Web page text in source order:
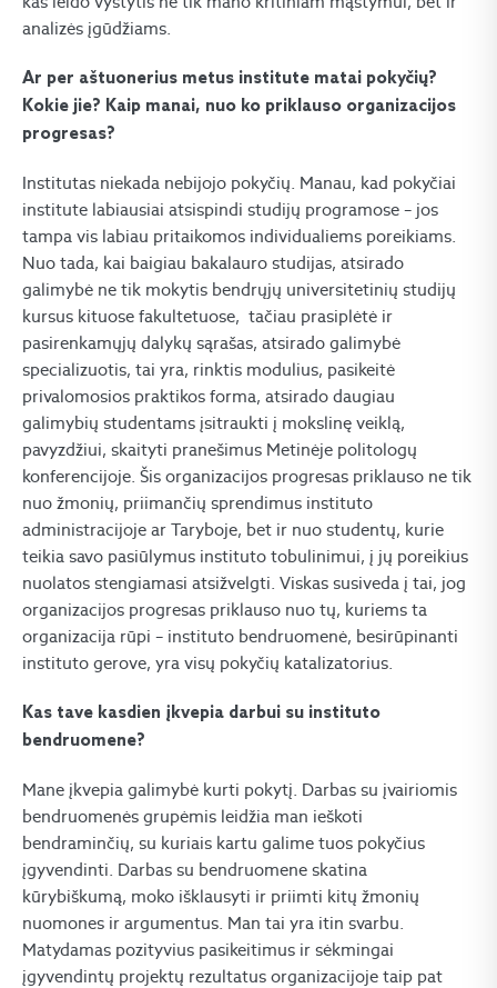
analizės įgūdžiams.
Ar per aštuonerius metus institute matai pokyčių?
Kokie jie? Kaip manai, nuo ko priklauso organizacijos
progresas?
Institutas niekada nebijojo pokyčių. Manau, kad pokyčiai
institute labiausiai atsispindi studijų programose – jos
tampa vis labiau pritaikomos individualiems poreikiams.
Nuo tada, kai baigiau bakalauro studijas, atsirado
galimybė ne tik mokytis bendrųjų universitetinių studijų
kursus kituose fakultetuose, tačiau prasiplėtė ir
pasirenkamųjų dalykų sąrašas, atsirado galimybė
specializuotis, tai yra, rinktis modulius, pasikeitė
privalomosios praktikos forma, atsirado daugiau
galimybių studentams įsitraukti į mokslinę veiklą,
pavyzdžiui, skaityti pranešimus Metinėje politologų
konferencijoje. Šis organizacijos progresas priklauso ne tik
nuo žmonių, priimančių sprendimus instituto
administracijoje ar Taryboje, bet ir nuo studentų, kurie
teikia savo pasiūlymus instituto tobulinimui, į jų poreikius
nuolatos stengiamasi atsižvelgti. Viskas susiveda į tai, jog
organizacijos progresas priklauso nuo tų, kuriems ta
organizacija rūpi – instituto bendruomenė, besirūpinanti
instituto gerove, yra visų pokyčių katalizatorius.
Kas tave kasdien įkvepia darbui su instituto
bendruomene?
Mane įkvepia galimybė kurti pokytį. Darbas su įvairiomis
bendruomenės grupėmis leidžia man ieškoti
bendraminčių, su kuriais kartu galime tuos pokyčius
įgyvendinti. Darbas su bendruomene skatina
kūrybiškumą, moko išklausyti ir priimti kitų žmonių
nuomones ir argumentus. Man tai yra itin svarbu.
Matydamas pozityvius pasikeitimus ir sėkmingai
įgyvendintų projektų rezultatus organizacijoje taip pat